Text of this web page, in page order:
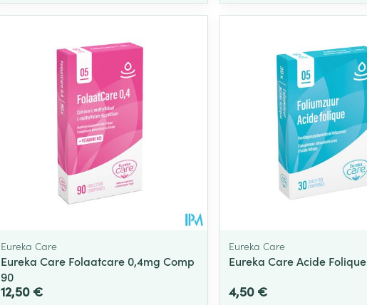
Eureka Care
Eureka Care Folaatcare 0,4mg Comp
90
12,50 €
Eureka Care
Eureka Care Acide
4,50 €